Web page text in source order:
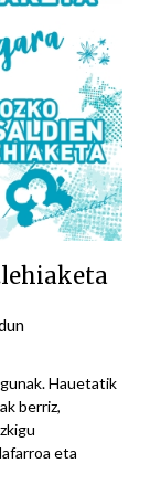
Hauetatik
berriz,
eta